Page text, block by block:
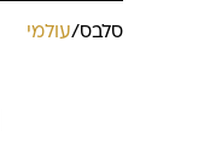
סלבס/עולמי